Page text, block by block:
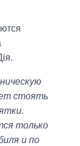
стоять
только
и по